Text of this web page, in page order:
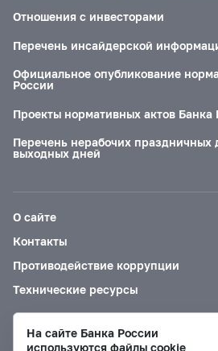
Отношения с инвесторами
Перечень инсайдерской
Официальное опубликование
России
Проекты нормативных актов Банка
Перечень нерабочих праздничных
выходных дней
О сайте
Контакты
Противодействие коррупции
Технические ресурсы
Версия для слабовидящих
На сайте Банка России
используются файлы cookie